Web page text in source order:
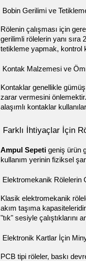
Bobin Gerilimi ve
Rölenin çalışması için
gerilimli rölelerin yanı
tetikleme yapmak, kontrol
Kontak Malzemesi ve
Kontaklar genellikle
zarar vermesini önlemektir.
alaşımlı kontaklar
Farklı İhtiyaçlar İçin
Ampul Sepeti geniş ürün
kullanım yerinin fiziksel
Elektromekanik Rölelerin
Klasik elektromekanik
akım taşıma
"tık" sesiyle çalıştıklarını
Elektronik Kartlar İçin
PCB tipi röleler, baskı